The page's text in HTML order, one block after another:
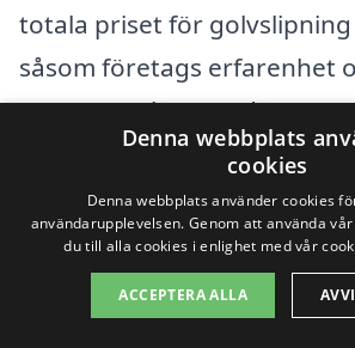
totala priset för
såsom företags erfarenhet
Genom att läsa omdömen
rekommendationer kan du
för vilket företag som
värdet för pengarna. Det
be om kostnadsfria offerter
olika företag för att
Denna webbplats
cookies
Denna webbplats använder cookies
användarupplevelsen. Genom att använda
du till alla cookies i enlighet med vår
ACCEPTERA ALLA